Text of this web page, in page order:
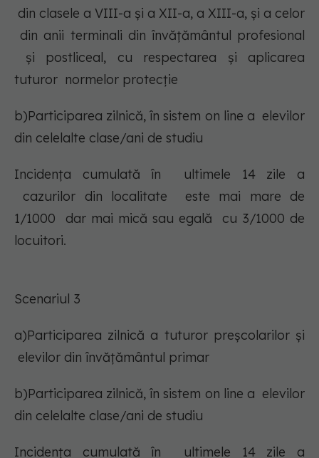
din clasele a VIII-a şi a XII-a, a XIII-a, și a celor
din anii terminali din învățământul profesional
și postliceal, cu respectarea şi aplicarea
tuturor normelor protecţie
b)Participarea zilnică, în sistem on line a elevilor
din celelalte clase/ani de studiu
Incidența cumulată în ultimele 14 zile a
cazurilor din localitate este mai mare de
1/1000 dar mai mică sau egală cu 3/1000 de
locuitori.
Scenariul 3
a)Participarea zilnică a tuturor preşcolarilor şi
elevilor din învăţământul primar
b)Participarea zilnică, în sistem on line a elevilor
din celelalte clase/ani de studiu
Incidența cumulată în ultimele 14 zile a